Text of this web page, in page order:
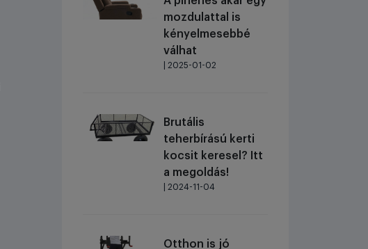
mozdulattal is
kényelmesebbé
válhat
| 2025-01-02
Brutális
teherbírású kerti
kocsit keresel? Itt
a megoldás!
| 2024-11-04
Otthon is jó